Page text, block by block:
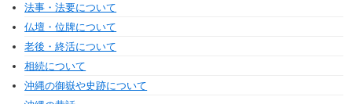
法事・法要について
仏壇・位牌について
老後・終活について
相続について
沖縄の御嶽や史跡について